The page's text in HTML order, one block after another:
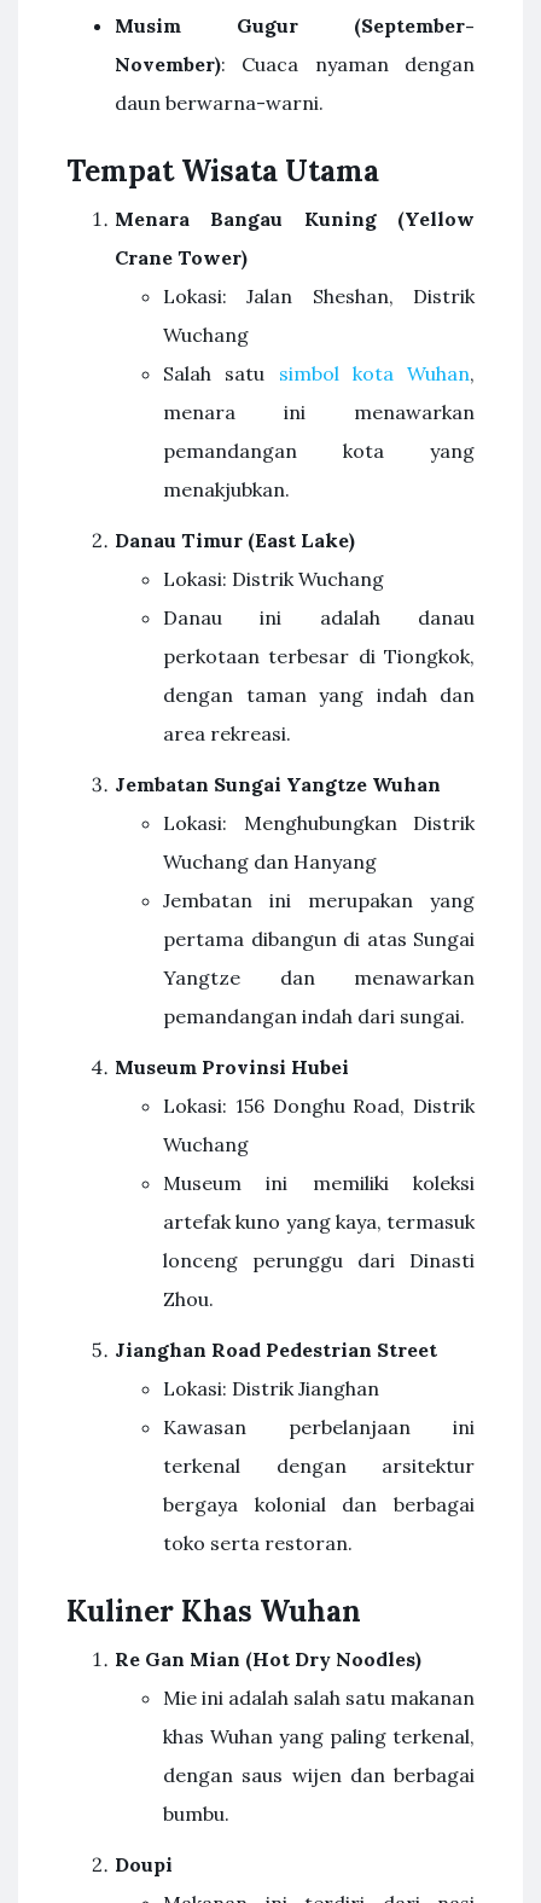
Musim Gugur (September-
November): Cuaca nyaman dengan
daun berwarna-warni.
Tempat Wisata Utama
Menara Bangau Kuning (Yellow
Crane Tower)
Lokasi: Jalan Sheshan, Distrik
Wuchang
Salah satu simbol kota Wuhan,
menara ini menawarkan
pemandangan kota yang
menakjubkan.
Danau Timur (East Lake)
Lokasi: Distrik Wuchang
Danau ini adalah danau
perkotaan terbesar di Tiongkok,
dengan taman yang indah dan
area rekreasi.
Jembatan Sungai Yangtze Wuhan
Lokasi: Menghubungkan Distrik
Wuchang dan Hanyang
Jembatan ini merupakan yang
pertama dibangun di atas Sungai
Yangtze dan menawarkan
pemandangan indah dari sungai.
Museum Provinsi Hubei
Lokasi: 156 Donghu Road, Distrik
Wuchang
Museum ini memiliki koleksi
artefak kuno yang kaya, termasuk
lonceng perunggu dari Dinasti
Zhou.
Jianghan Road Pedestrian Street
Lokasi: Distrik Jianghan
Kawasan perbelanjaan ini
terkenal dengan arsitektur
bergaya kolonial dan berbagai
toko serta restoran.
Kuliner Khas Wuhan
Re Gan Mian (Hot Dry Noodles)
Mie ini adalah salah satu makanan
khas Wuhan yang paling terkenal,
dengan saus wijen dan berbagai
bumbu.
Doupi